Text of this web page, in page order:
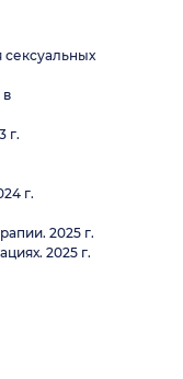
сексуальных
в
г.
г.
2025 г.
2025 г.